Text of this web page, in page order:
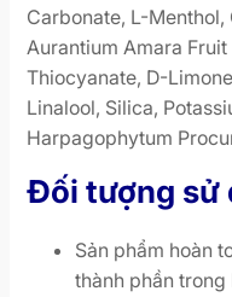
Carbonate, L-
Aurantium Amara
Thiocyanate, D-
Linalool, Silica,
Harpagophytum
Đối tượng sử
Sản phẩm hoàn
thành phần